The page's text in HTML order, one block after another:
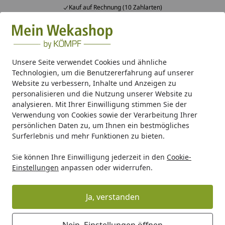
Unsere Seite verwendet Cookies und ähnliche
Technologien, um die Benutzererfahrung auf unserer
Website zu verbessern, Inhalte und Anzeigen zu
personalisieren und die Nutzung unserer Website zu
analysieren. Mit Ihrer Einwilligung stimmen Sie der
Verwendung von Cookies sowie der Verarbeitung Ihrer
persönlichen Daten zu, um Ihnen ein bestmögliches
Surferlebnis und mehr Funktionen zu bieten.
Sie können Ihre Einwilligung jederzeit in den Cookie-
Einstellungen anpassen oder widerrufen.
Ja, verstanden
Kauf auf Rechnung (10 Zahlarten)
Alle Produkte
Mein Konto
Suchen
Startseite
Pavillon Pavillon/Gartenlaube Sonstige Gartenlauben
Sonstige Gartenlauben
Ihre Artikelübersicht
Kategorien
Filter / Sortierung
6 Artikel gefunden